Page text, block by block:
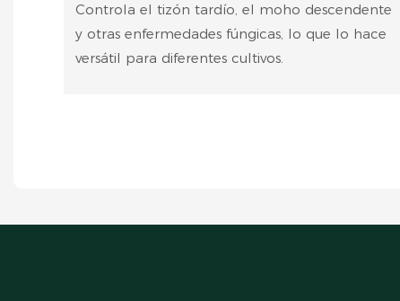
Controla el tizón tardío, el moho descendente
y otras enfermedades fúngicas, lo que lo hace
versátil para diferentes cultivos.